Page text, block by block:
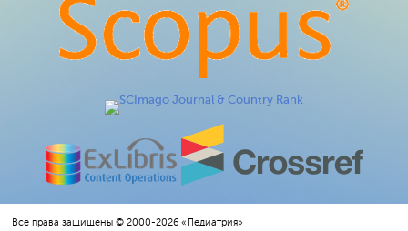
Все права защищены © 2000-2026 «Педиатрия»